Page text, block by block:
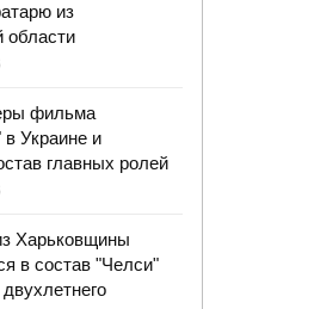
из
области
фильма
Украине и
главных ролей
Харьковщины
в состав "Челси"